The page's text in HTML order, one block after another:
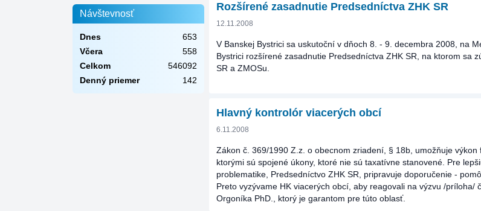
Návštevnosť
Dnes
653
Včera
558
Celkom
546092
Denný priemer
142
Rozšírené zasadnutie Predsedníctva ZHK SR
12.11.2008
V Banskej Bystrici sa uskutoční v dňoch 8. - 9. decembra 2008, na
Bystrici rozšírené zasadnutie Predsedníctva ZHK SR, na ktorom sa
SR a ZMOSu.
Hlavný kontrolór viacerých obcí
6.11.2008
Zákon č. 369/1990 Z.z. o obecnom zriadení, § 18b, umožňuje výkon
ktorými sú spojené úkony, ktoré nie sú taxatívne stanovené. Pre
problematike, Predsedníctvo ZHK SR, pripravuje doporučenie -
Preto vyzývame HK viacerých obcí, aby reagovali na výzvu /príloha/
Orgoníka PhD., ktorý je garantom pre túto oblasť.